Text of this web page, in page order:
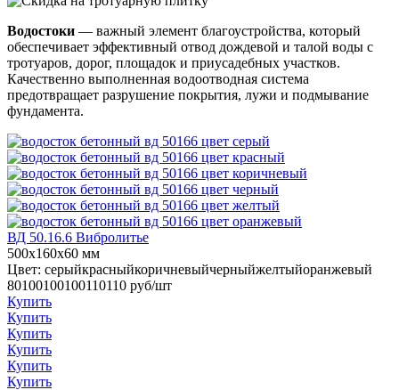
Водостоки — важный элемент благоустройства, который
обеспечивает эффективный отвод дождевой и талой воды с
тротуаров, дорог, площадок и приусадебных участков.
Качественно выполненная водоотводная система
предотвращает разрушение покрытия, лужи и подмывание
фундамента.
ВД 50.16.6 Вибролитье
500x160x60 мм
Цвет: серыйкрасныйкоричневыйчерныйжелтыйоранжевый
80100100100110110 руб/шт
Купить
Купить
Купить
Купить
Купить
Купить